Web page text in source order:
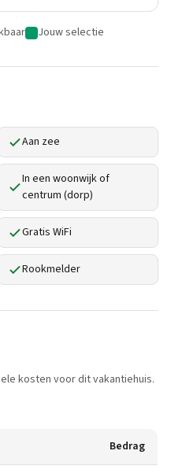
Jouw selectie
Aan zee
In een woonwijk of
centrum (dorp)
Gratis WiFi
Rookmelder
kosten voor dit vakantiehuis.
Bedrag